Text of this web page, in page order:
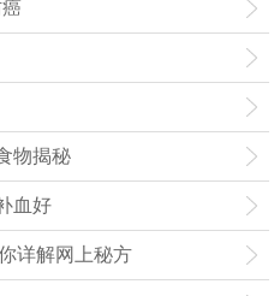
物揭秘
血好
详解网上秘方